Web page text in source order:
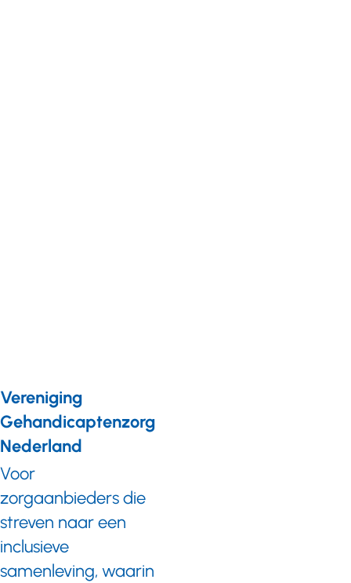
Vereniging
Gehandicaptenzorg
Nederland
Voor
zorgaanbieders die
streven naar een
inclusieve
samenleving, waarin